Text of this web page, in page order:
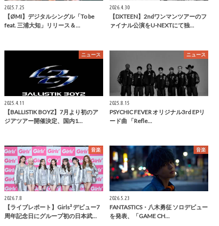
2025.7.25
【ØMI】デジタルシングル「To be
feat. 三浦大知」リリース＆…
2026.4.30
【DXTEEN】2ndワンマンツアーのフ
ァイナル公演をU-NEXTにて独…
ニュース
2025.4.11
【BALLISTIK BOYZ】7月より初のア
ジアツアー開催決定、国内1…
ニュース
2025.8.15
PSYCHIC FEVER オリジナル3rd EPリ
ード曲 「Refle…
音楽
2026.7.8
【ライブレポート】Girls² デビュー7
周年記念日にグループ初の日本武…
音楽
2026.5.23
FANTASTICS・八木勇征 ソロデビュー
を発表、「GAME CH…